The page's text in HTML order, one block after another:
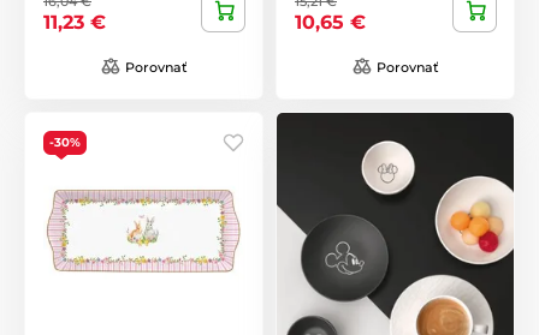
11,23 €
Porovnať
10,65 €
Porovnať
-30%